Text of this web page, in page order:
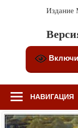
Издание
НАВИГАЦИЯ